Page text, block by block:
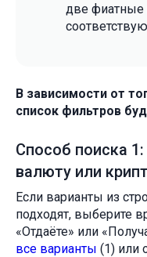
две фиатные
В зависимости от
список фильтров
Способ поиска
валюту или
Если варианты из
подходят, выберите
«Отдаёте» или
все варианты (1) или